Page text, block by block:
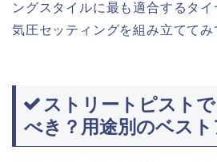
ングスタイルに最も適合するタ
気圧セッティングを組み立ててみ
ストリートピスト
べき？用途別のベス